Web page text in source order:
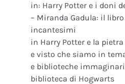
in: Harry Potter e i doni
– Miranda Gadula: il
incantesimi
in Harry Potter e la
e visto che siamo in
e biblioteche
biblioteca di Hogwarts